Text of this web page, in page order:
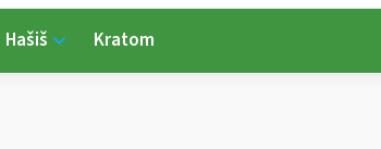
Hašiš Kratom